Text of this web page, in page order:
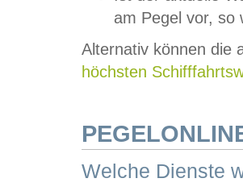
am Pegel vor,
Alternativ können die
höchsten
Welche Dienste